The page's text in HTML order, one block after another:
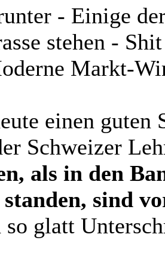
- Einige
stehen -
Markt-
einen guten
Schweizer
als in den
sind
glatt